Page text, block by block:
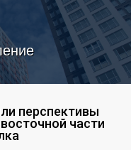
перспективы
части